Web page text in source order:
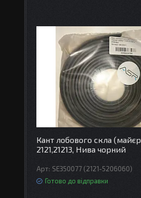
Кант лобового скла
2121,21213, Нива чорний
SE350077 (2121-5206060)
Готово до відправки